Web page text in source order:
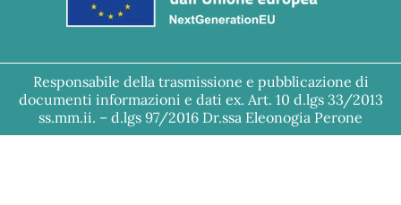
Responsabile della trasmissione e pubblicazione di
documenti informazioni e dati ex. Art. 10 d.lgs 33/2013
ss.mm.ii. – d.lgs 97/2016 Dr.ssa Eleonogia Perone